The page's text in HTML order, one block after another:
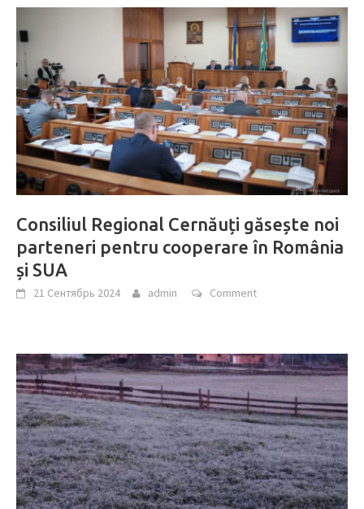
Consiliul Regional Cernăuți găsește noi
parteneri pentru cooperare în România
și SUA
21 Сентябрь 2024 admin Comment